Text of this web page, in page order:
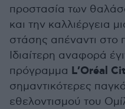
προστασία των
και την καλλιέργεια
στάσης απέναντι στο
Ιδιαίτερη αναφορά
πρόγραμμα L’Oréal
σημαντικότερες
εθελοντισμού του